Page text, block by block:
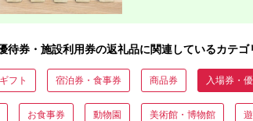
待券・施設利用券の返礼品に関連しているカテゴ
フト 宿泊券・食事券 商品券 入場券・
お食事券 動物園 美術館・博物館